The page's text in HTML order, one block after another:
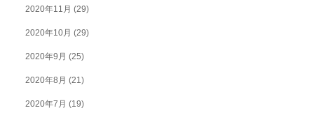
2020年11月 (29)
2020年10月 (29)
2020年9月 (25)
2020年8月 (21)
2020年7月 (19)